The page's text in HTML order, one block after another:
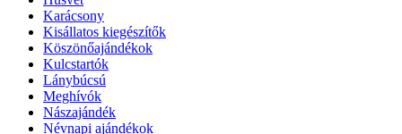
Karácsony
Kisállatos kiegészítők
Köszönőajándékok
Kulcstartók
Lánybúcsú
Meghívók
Nászajándék
Névnapi ajándékok